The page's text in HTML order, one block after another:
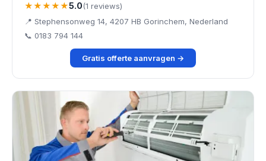
★★★★★5.0(1 reviews)
📍 Stephensonweg 14, 4207 HB Gorinchem, Nederland
📞 0183 794 144
Gratis offerte aanvragen →